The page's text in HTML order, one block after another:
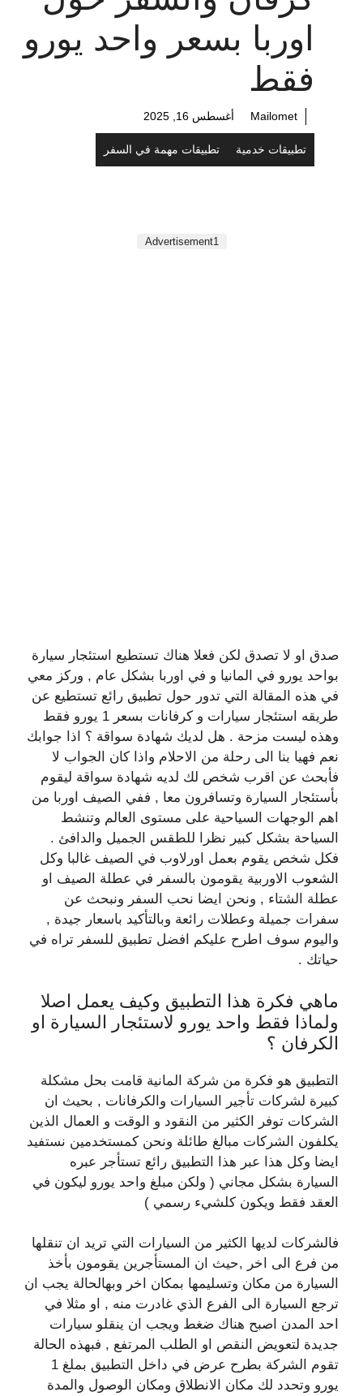
اوربا بسعر واحد يورو
فقط
Mailomet أغسطس 16, 2025
تطبيقات خدمية تطبيقات مهمة في السفر
Advertisement1
صدق او لا تصدق لكن فعلا هناك تستطيع استئجار سيارة
بواحد يورو في المانيا و في اوربا بشكل عام , وركز معي
في هذه المقالة التي تدور حول تطبيق رائع تستطيع عن
طريقه استئجار سيارات و كرفانات بسعر 1 يورو فقط
وهذه ليست مزحة . هل لديك شهادة سواقة ؟ اذا جوابك
نعم فهيا بنا الى رحلة من الاحلام واذا كان الجواب لا
فأبحث عن اقرب شخص لك لديه شهادة سواقة ليقوم
بأستئجار السيارة وتسافرون معا , ففي الصيف اوربا من
اهم الوجهات السياحية على مستوى العالم وتنشط
السياحة بشكل كبير نظرا للطقس الجميل والدافئ .
فكل شخص يقوم بعمل اورلاوب في الصيف غالبا وكل
الشعوب الاوربية يقومون بالسفر في عطلة الصيف او
عطلة الشتاء , ونحن ايضا نحب السفر ونبحث عن
سفرات جميلة وعطلات رائعة وبالتأكيد باسعار جيدة ,
واليوم سوف اطرح عليكم افضل تطبيق للسفر تراه في
حياتك .
ماهي فكرة هذا التطبيق وكيف يعمل اصلا
ولماذا فقط واحد يورو لاستئجار السيارة او
الكرفان ؟
التطبيق هو فكرة من شركة المانية قامت بحل مشكلة
كبيرة لشركات تأجير السيارات والكرفانات , بحيث ان
الشركات توفر الكثير من النقود و الوقت و العمال الذين
يكلفون الشركات مبالغ طائلة ونحن كمستخدمين نستفيد
ايضا وكل هذا عبر هذا التطبيق رائع تستأجر عبره
السيارة بشكل مجاني ( ولكن مبلغ واحد يورو ليكون في
العقد فقط ويكون كلشيء رسمي )
فالشركات لديها الكثير من السيارات التي تريد ان تنقلها
من فرع الى اخر ,حيث ان المستأجرين يقومون بأخذ
السيارة من مكان وتسليمها بمكان اخر وبهالحالة يجب ان
ترجع السيارة الى الفرع الذي غادرت منه , او مثلا في
احد المدن اصبح هناك ضغط ويجب ان ينقلو سيارات
جديدة لتعويض النقص او الطلب المرتفع , فبهذه الحالة
تقوم الشركة بطرح عرض في داخل التطبيق بملغ 1
يورو وتحدد لك مكان الانطلاق ومكان الوصول والمدة